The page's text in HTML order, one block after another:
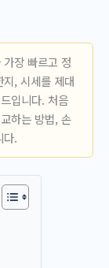
장 빠르고 정
, 시세를 제대
입니다. 처음
하는 방법, 손
다.